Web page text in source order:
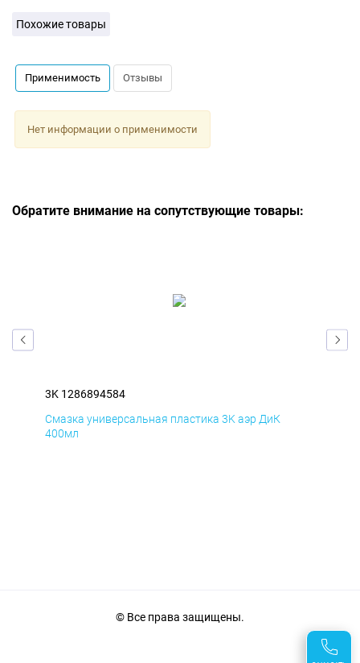
Похожие товары
Применимость Отзывы
Нет информации о применимости
Обратите внимание на сопутствующие товары:
3K 1286894584
Смазка универсальная пластика 3K аэр ДиК
400мл
© Все права защищены.